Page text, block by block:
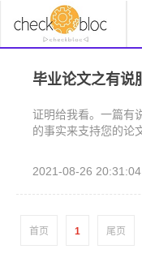
毕业论文之有说
证明给我看。一篇有
的事实来支持您的论
2021-08-26 20:31:04
首页 1 尾页